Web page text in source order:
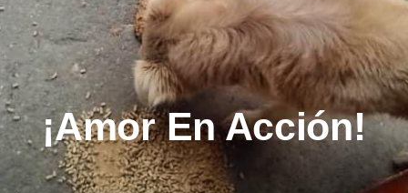
¡Amor En Acción!